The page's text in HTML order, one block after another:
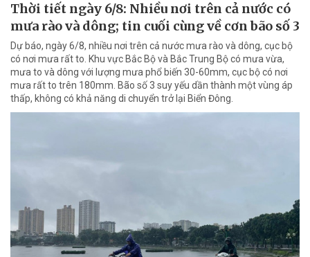
Thời tiết ngày 6/8: Nhiều nơi trên cả nước có
mưa rào và dông; tin cuối cùng về cơn bão số 3
Dự báo, ngày 6/8, nhiều nơi trên cả nước mưa rào và dông, cục bộ
có nơi mưa rất to. Khu vực Bắc Bộ và Bắc Trung Bộ có mưa vừa,
mưa to và dông với lượng mưa phổ biến 30-60mm, cục bộ có nơi
mưa rất to trên 180mm. Bão số 3 suy yếu dần thành một vùng áp
thấp, không có khả năng di chuyển trở lại Biển Đông.